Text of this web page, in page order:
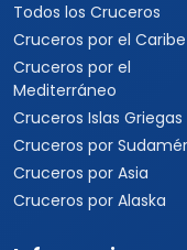
Todos los Cruceros
Cruceros por el Caribe
Cruceros por el
Mediterráneo
Cruceros Islas Griegas
Cruceros por
Cruceros por Asia
Cruceros por Alaska